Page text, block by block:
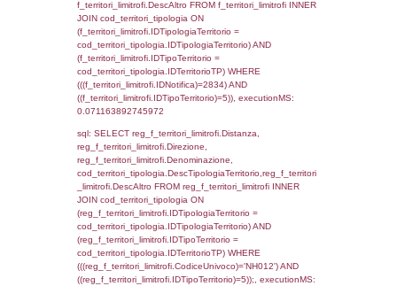
WHERE (((d3_ispezioni.IDNotifica)=2834)),
0.00046014785766602
sql: SELECT el_nazioni.DescIT,
FROM f_confini_stato INNER JOIN
f_confini_stato.IDStato = el_nazioni.IDStato
f_confini_stato.IDNotifica = 2834;,
0.00049304962158203
sql: SELECT el_regioni.Regione,
el_comuni.Comune,
f_confini INNER JOIN ((el_comuni INNER
ON el_comuni.IstProvincia =
INNER JOIN el_regioni ON